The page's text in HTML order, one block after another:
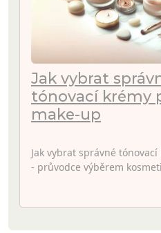
Jak vybrat
tónovací krémy
make-up
Jak vybrat správné
- průvodce výběrem